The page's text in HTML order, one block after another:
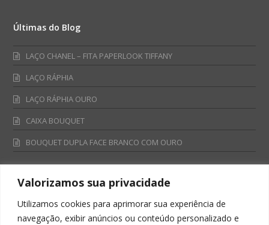
Valorizamos sua privacidade
Utilizamos cookies para aprimorar sua experiência de
navegação, exibir anúncios ou conteúdo personalizado e
Últimas do Blog
LAÇO CHANEL – FITA PAPERLOOK TIFFANY
LAÇO RÁPHIA
LAÇO RÁPHIA OURO
CAIXA BOUQUET
BOUQUET DUPLA FACE BRANCO COM OURO
Fale Conosco